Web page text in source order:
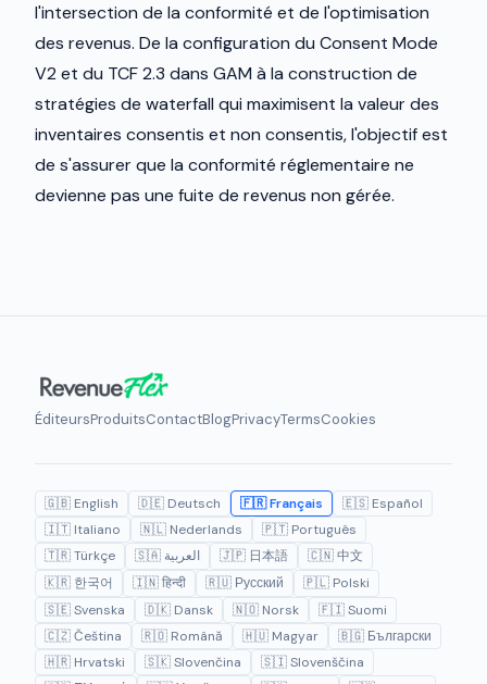
l'intersection de la conformité et de l'optimisation
des revenus. De la configuration du Consent Mode
V2 et du TCF 2.3 dans GAM à la construction de
stratégies de waterfall qui maximisent la valeur des
inventaires consentis et non consentis, l'objectif est
de s'assurer que la conformité réglementaire ne
devienne pas une fuite de revenus non gérée.
ÉditeursProduitsContactBlogPrivacyTermsCookies
🇬🇧 English 🇩🇪 Deutsch 🇫🇷 Français
🇪🇸 Español
🇮🇹 Italiano
🇳🇱 Nederlands
🇵🇹 Português
🇹🇷 Türkçe
🇸🇦 العربية 🇯🇵 日本語
🇨🇳 中文
🇰🇷 한국어
🇮🇳 हिन्दी 🇷🇺 Русский
🇵🇱 Polski
🇸🇪 Svenska
🇩🇰 Dansk 🇳🇴 Norsk
🇫🇮 Suomi
🇨🇿 Čeština
🇷🇴 Română 🇭🇺 Magyar
🇧🇬 Български
🇭🇷 Hrvatski
🇸🇰 Slovenčina
🇸🇮 Slovenščina